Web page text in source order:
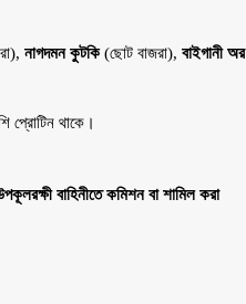
নাগদমন কুটকি (ছোট বাজরা), বাইগানী অর
প্রোটিন থাকে।
বাহিনীতে কমিশন বা শামিল করা